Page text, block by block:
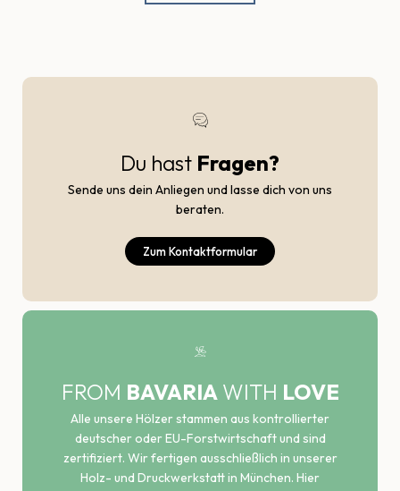
Du hast Fragen?
Sende uns dein Anliegen und lasse dich von uns
beraten.
Zum Kontaktformular
FROM BAVARIAWITH LOVE
Alle unsere Hölzer stammen aus kontrollierter
deutscher oder EU-Forstwirtschaft und sind
zertifiziert. Wir fertigen ausschließlich in unserer
Holz- und Druckwerkstatt in München. Hier